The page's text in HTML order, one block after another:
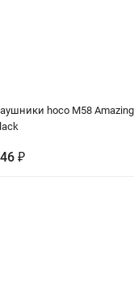
hoco M58
₽